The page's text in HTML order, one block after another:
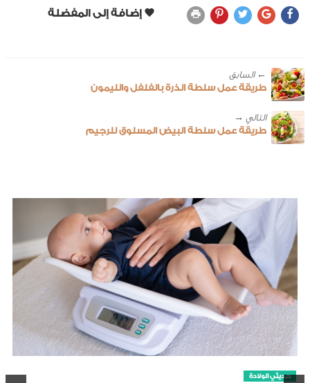
← ‎السابق
طريقة عمل سلطة الذرة بالفلفل والليمون
طريقة عمل سلطة البيض المسلوق للرجيم
حديثي الولادة